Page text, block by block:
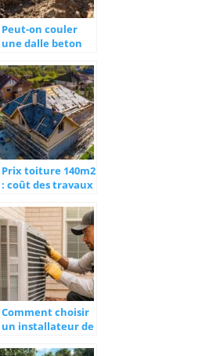
Peut-on couler
une dalle beton
la terre ?
Techniques de
drainage pour
une construction
durable
Prix toiture 140m2
: coût des travaux
éléments de
zinguerie
Comment choisir
un installateur de